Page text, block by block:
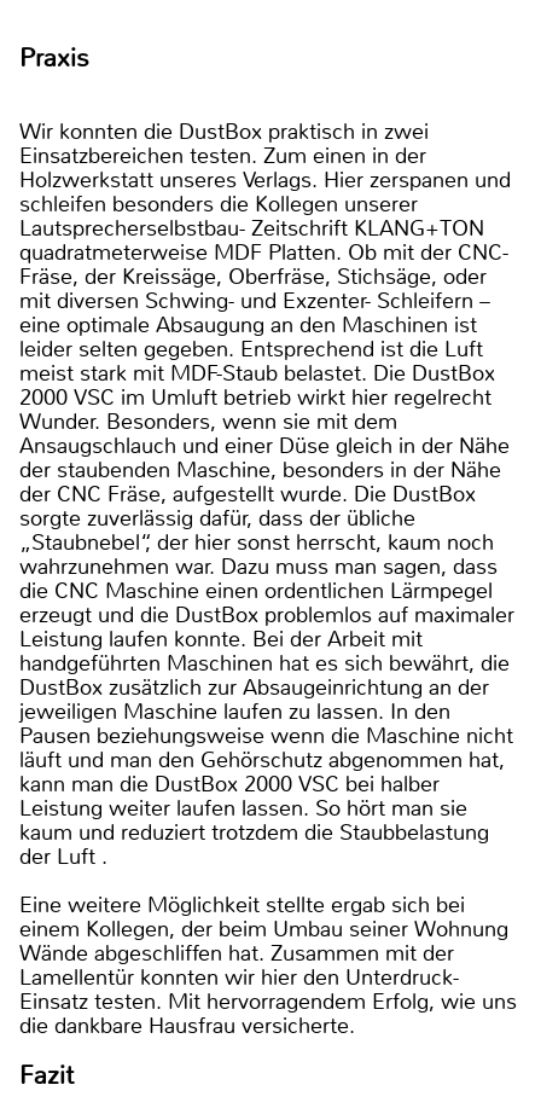
Praxis
Wir konnten die DustBox praktisch in zwei
Einsatzbereichen testen. Zum einen in der
Holzwerkstatt unseres Verlags. Hier zerspanen und
schleifen besonders die Kollegen unserer
Lautsprecherselbstbau- Zeitschrift KLANG+TON
quadratmeterweise MDF Platten. Ob mit der CNC-
Fräse, der Kreissäge, Oberfräse, Stichsäge, oder
mit diversen Schwing- und Exzenter- Schleifern –
eine optimale Absaugung an den Maschinen ist
leider selten gegeben. Entsprechend ist die Luft
meist stark mit MDF-Staub belastet. Die DustBox
2000 VSC im Umluft betrieb wirkt hier regelrecht
Wunder. Besonders, wenn sie mit dem
Ansaugschlauch und einer Düse gleich in der Nähe
der staubenden Maschine, besonders in der Nähe
der CNC Fräse, aufgestellt wurde. Die DustBox
sorgte zuverlässig dafür, dass der übliche
„Staubnebel“, der hier sonst herrscht, kaum noch
wahrzunehmen war. Dazu muss man sagen, dass
die CNC Maschine einen ordentlichen Lärmpegel
erzeugt und die DustBox problemlos auf maximaler
Leistung laufen konnte. Bei der Arbeit mit
handgeführten Maschinen hat es sich bewährt, die
DustBox zusätzlich zur Absaugeinrichtung an der
jeweiligen Maschine laufen zu lassen. In den
Pausen beziehungsweise wenn die Maschine nicht
läuft und man den Gehörschutz abgenommen hat,
kann man die DustBox 2000 VSC bei halber
Leistung weiter laufen lassen. So hört man sie
kaum und reduziert trotzdem die Staubbelastung
der Luft .
Eine weitere Möglichkeit stellte ergab sich bei
einem Kollegen, der beim Umbau seiner Wohnung
Wände abgeschliffen hat. Zusammen mit der
Lamellentür konnten wir hier den Unterdruck-
Einsatz testen. Mit hervorragendem Erfolg, wie uns
die dankbare Hausfrau versicherte.
Fazit